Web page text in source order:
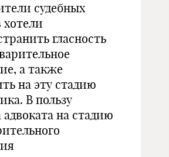
судебных
хотели
гласность
а также
на эту стадию
В пользу
адвоката на стадию